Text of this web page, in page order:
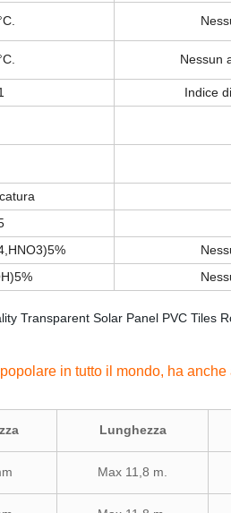
Nessun
Indice
in tutto il mondo, ha
Lunghezza
Max 11,8 m.